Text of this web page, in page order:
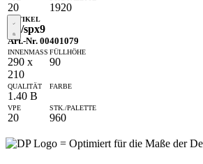
20
1920
SF/spx9
Art.-Nr. 00401079
290 x
210
90
1.40 B
20
960
= Optimiert für die Maße der